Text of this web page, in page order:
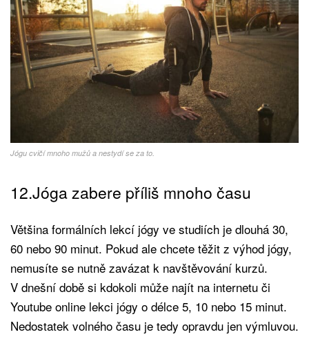
Jógu cvičí mnoho mužů a nestydí se za to.
12.Jóga zabere příliš mnoho času
Většina formálních lekcí jógy ve studiích je dlouhá 30,
60 nebo 90 minut. Pokud ale chcete těžit z výhod jógy,
nemusíte se nutně zavázat k navštěvování kurzů.
V dnešní době si kdokoli může najít na internetu či
Youtube online lekci jógy o délce 5, 10 nebo 15 minut.
Nedostatek volného času je tedy opravdu jen výmluvou.